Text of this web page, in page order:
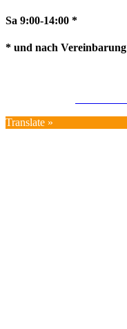
Sa 9:00-14:00 *
* und nach Vereinbarung
Translate »